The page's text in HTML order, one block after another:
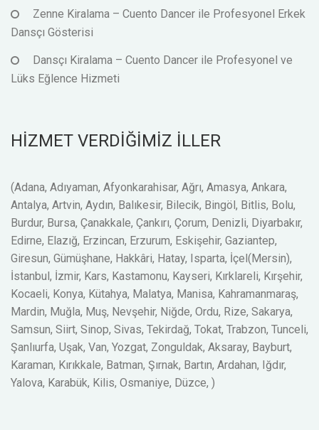
Zenne Kiralama – Cuento Dancer ile Profesyonel Erkek
Dansçı Gösterisi
Dansçı Kiralama – Cuento Dancer ile Profesyonel ve
Lüks Eğlence Hizmeti
HİZMET VERDİĞİMİZ İLLER
(Adana, Adıyaman, Afyonkarahisar, Ağrı, Amasya, Ankara,
Antalya, Artvin, Aydın, Balıkesir, Bilecik, Bingöl, Bitlis, Bolu,
Burdur, Bursa, Çanakkale, Çankırı, Çorum, Denizli, Diyarbakır,
Edirne, Elazığ, Erzincan, Erzurum, Eskişehir, Gaziantep,
Giresun, Gümüşhane, Hakkâri, Hatay, Isparta, İçel(Mersin),
İstanbul, İzmir, Kars, Kastamonu, Kayseri, Kırklareli, Kırşehir,
Kocaeli, Konya, Kütahya, Malatya, Manisa, Kahramanmaraş,
Mardin, Muğla, Muş, Nevşehir, Niğde, Ordu, Rize, Sakarya,
Samsun, Siirt, Sinop, Sivas, Tekirdağ, Tokat, Trabzon, Tunceli,
Şanlıurfa, Uşak, Van, Yozgat, Zonguldak, Aksaray, Bayburt,
Karaman, Kırıkkale, Batman, Şırnak, Bartın, Ardahan, Iğdır,
Yalova, Karabük, Kilis, Osmaniye, Düzce, )